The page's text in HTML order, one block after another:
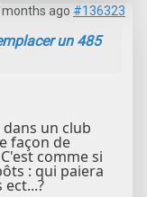
months ago #136323
un 485
un club
façon de
comme si
: qui paiera